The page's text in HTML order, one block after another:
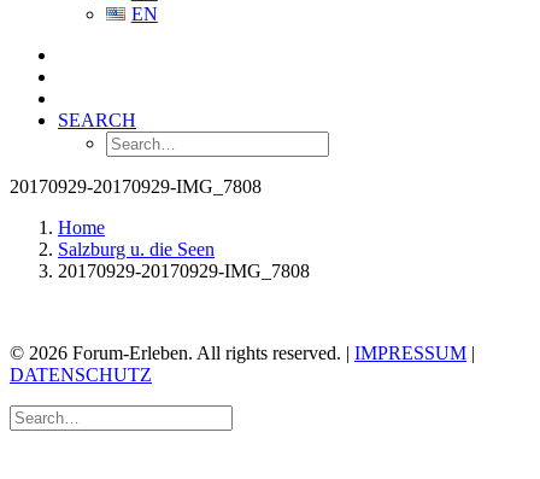
EN
SEARCH
20170929-20170929-IMG_7808
Home
Salzburg u. die Seen
20170929-20170929-IMG_7808
© 2026 Forum-Erleben. All rights reserved. | IMPRESSUM |
DATENSCHUTZ